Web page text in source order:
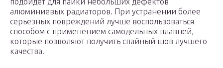
алюминиевых радиаторов. При устранении более
серьезных повреждений лучше воспользоваться
способом с применением самодельных плавней,
которые позволяют получить спайный шов лучшего
качества.